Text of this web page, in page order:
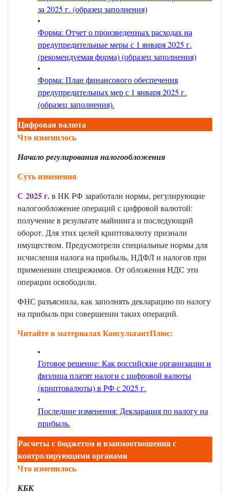
за 2025 г. (образец заполнения)
Форма: Отчет о произведенных расходах на
предупредительные меры с 1 января 2025 г.
(рекомендуемая форма) (образец заполнения)
Форма: План финансового обеспечения
предупредительных мер с 1 января 2025 г.
(образец заполнения).
Цифровая валюта
Что изменилось
Начало регулирования налогообложения
Суть изменения
С 2025 г.в НК РФ заработали нормы, регулирующие
налогообложение операций с цифровой валютой:
получение в результате майнинга и последующий
оборот. Для этих целей криптовалюту признали
имуществом. Предусмотрели специальные нормы для
исчисления налога на прибыль, НДФЛ и налогов при
применении спецрежимов. От обложения НДС эти
операции освободили.
ФНС разъяснила, как заполнять декларацию по налогу
на прибыль при совершении таких операций.
Читайте в материалах КонсультантПлюс:
Готовое решение: Как российские организации и
физлица платят налоги с цифровой валюты
(криптовалюты) в РФ с 2025 г.
Последние изменения: Декларация по налогу на
прибыль.
Расчеты с бюджетом и взаимоотношения с
контролирующими органами
Что изменилось
КБК